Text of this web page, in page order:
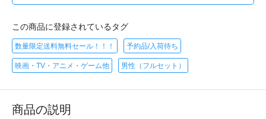
この商品に登録されているタグ
数量限定送料無料セール！！！ 予約品/入荷待ち
映画・TV・アニメ・ゲーム他 男性（フルセット）
商品の説明